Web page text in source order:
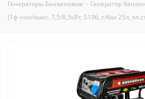
Генераторы Бензиновые - Генератор
(1ф ном/макс. 7,5/8,5кВт, S196, т/бак 25л,